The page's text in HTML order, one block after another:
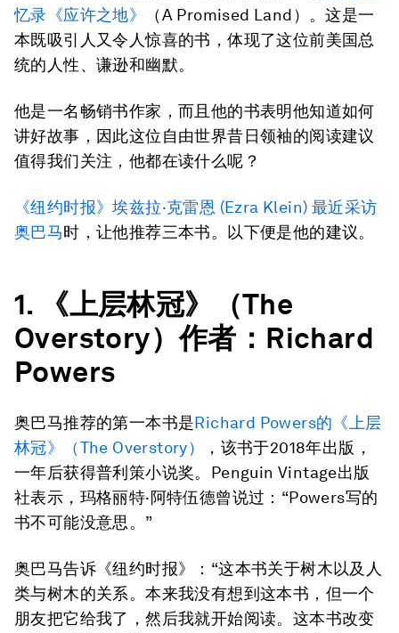
忆录《应许之地》
（A Promised Land）。这是一
本既吸引人又令人惊喜的书，体现了这位前美国总
统的人性、谦逊和幽默。
他是一名畅销书作家，而且他的书表明他知道如何
讲好故事，因此这位自由世界昔日领袖的阅读建议
值得我们关注，他都在读什么呢？
《纽约时报》埃兹拉·克雷恩 (Ezra Klein) 最近采访
奥巴马时，让他推荐三本书。以下便是他的建议。
1. 《上层林冠》（The
Overstory）作者：Richard
Powers
奥巴马推荐的第一本书是Richard Powers的《上层
林冠》（The Overstory）
，该书于2018年出版，
一年后获得普利策小说奖。Penguin Vintage出版
社表示，玛格丽特·阿特伍德曾说过：“Powers写的
书不可能没意思。”
奥巴马告诉《纽约时报》：“这本书关于树木以及人
类与树木的关系。本来我没有想到这本书，但一个
朋友把它给我了，然后我就开始阅读。这本书改变